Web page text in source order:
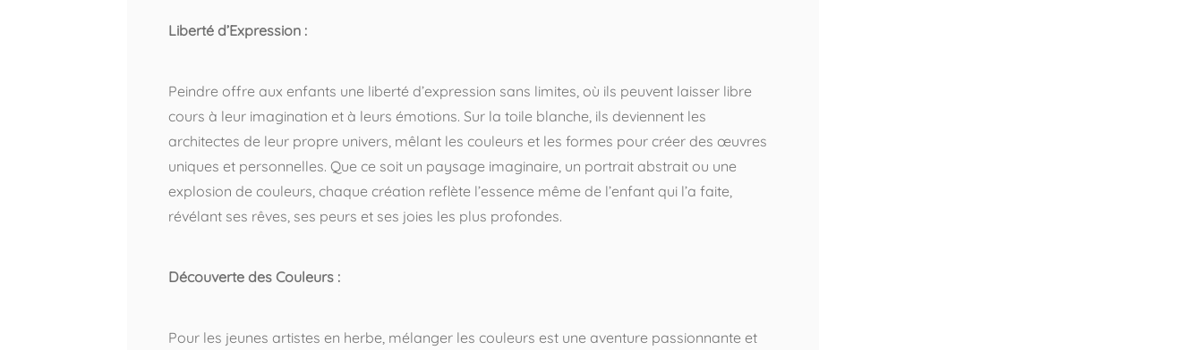
Liberté d’Expression :
Peindre offre aux enfants une liberté d’expression sans limites, où ils peuvent laisser libre
cours à leur imagination et à leurs émotions. Sur la toile blanche, ils deviennent les
architectes de leur propre univers, mêlant les couleurs et les formes pour créer des œuvres
uniques et personnelles. Que ce soit un paysage imaginaire, un portrait abstrait ou une
explosion de couleurs, chaque création reflète l’essence même de l’enfant qui l’a faite,
révélant ses rêves, ses peurs et ses joies les plus profondes.
Découverte des Couleurs :
Pour les jeunes artistes en herbe, mélanger les couleurs est une aventure passionnante et